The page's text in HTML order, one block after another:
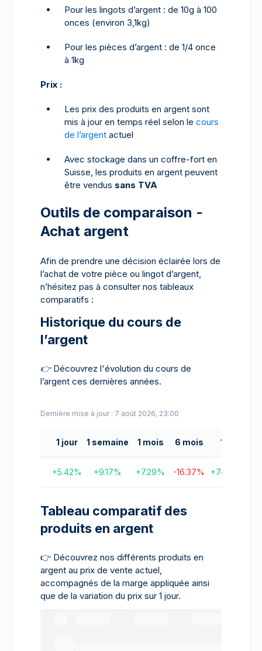
Pour les lingots d’argent : de 10g à 100
onces (environ 3,1kg)
Pour les pièces d’argent : de 1/4 once
à 1kg
Prix :
Les prix des produits en argent sont
mis à jour en temps réel selon le cours
de l’argent actuel
Avec stockage dans un coffre-fort en
Suisse, les produits en argent peuvent
être vendus sans TVA
Outils de comparaison -
Achat argent
Afin de prendre une décision éclairée lors de
l’achat de votre pièce ou lingot d’argent,
n’hésitez pas à consulter nos tableaux
comparatifs :
Historique du cours de
l’argent
👉Découvrez l'évolution du cours de
l’argent ces dernières années.
Dernière mise à jour : 7 août 2026, 23:00
1 jour 1 semaine 1 mois 6 mois 1 an
+5.42% +9.17% +7.29% -16.37% +74.75
Tableau comparatif des
produits en argent
👉 Découvrez nos différents produits en
argent au prix de vente actuel,
accompagnés de la marge appliquée ainsi
que de la variation du prix sur 1 jour.